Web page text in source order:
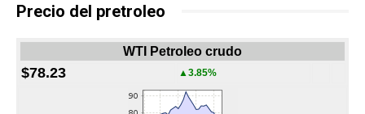
Precio del pretroleo
WTI Petroleo crudo
$78.23 ▲3.85%